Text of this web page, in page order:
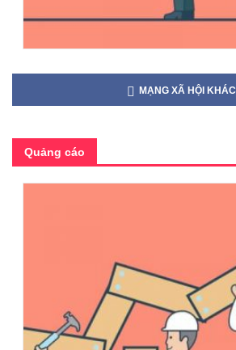
MẠNG XÃ HỘI KHÁC
Quảng cáo